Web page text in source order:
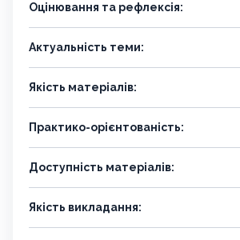
Оцінювання та рефлексія:
Актуальність теми:
Якість матеріалів:
Практико-орієнтованість:
Доступність матеріалів:
Якість викладання: